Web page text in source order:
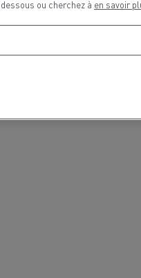
ou cherchez à en savoir